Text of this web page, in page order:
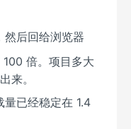
后回给浏览器
倍。项目多大
来。
已经稳定在 1.4